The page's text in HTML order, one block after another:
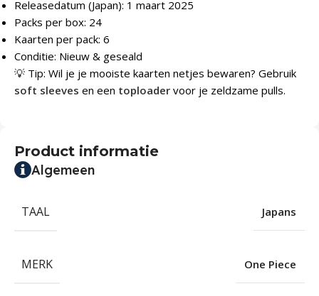
Releasedatum (Japan): 1 maart 2025
Packs per box: 24
Kaarten per pack: 6
Conditie: Nieuw & geseald
💡 Tip: Wil je je mooiste kaarten netjes bewaren? Gebruik
soft sleeves en een toploader voor je zeldzame pulls.
Product informatie
Algemeen
TAAL Japans
MERK One Piece